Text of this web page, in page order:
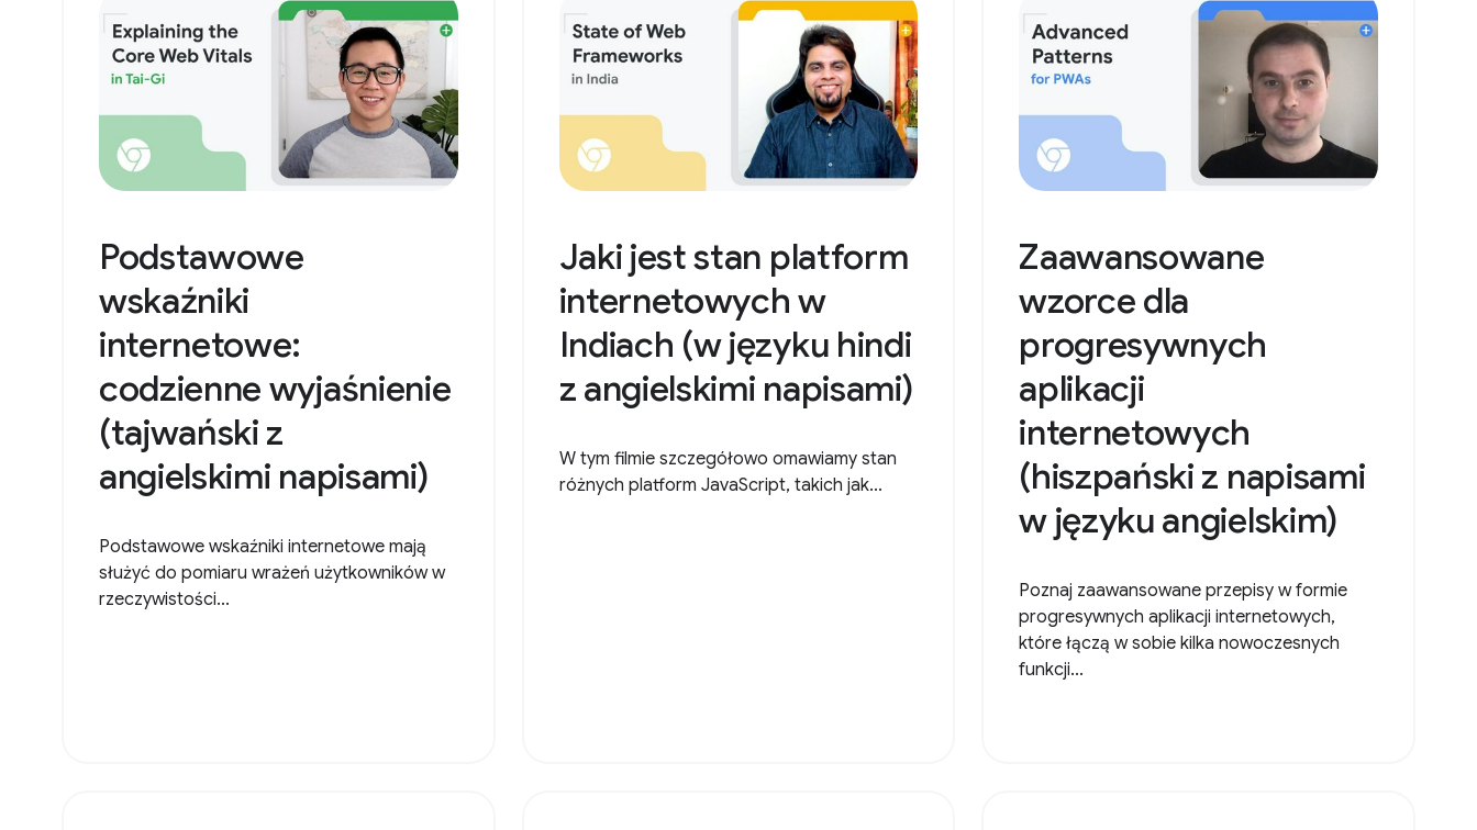
Podstawowe
wskaźniki
internetowe:
codzienne wyjaśnienie
(tajwański z
angielskimi napisami)
Podstawowe wskaźniki internetowe mają
służyć do pomiaru wrażeń użytkowników w
rzeczywistości...
Jaki jest stan platform
internetowych w
Indiach (w języku hindi
z angielskimi napisami)
W tym filmie szczegółowo omawiamy stan
różnych platform JavaScript, takich jak...
Zaawansowane
wzorce dla
progresywnych
aplikacji
internetowych
(hiszpański z napisami
w języku angielskim)
Poznaj zaawansowane przepisy w formie
progresywnych aplikacji internetowych,
które łączą w sobie kilka nowoczesnych
funkcji...